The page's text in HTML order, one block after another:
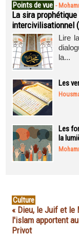
Points de vue -
La sira
intercivilisationnel
Lire
la...
Les
Les
la
Culture
« Dieu, le Juif et le
l'islam apportent
Privot